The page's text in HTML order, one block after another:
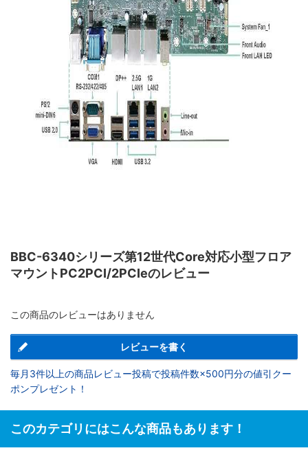
BBC-6340シリーズ第12世代Core対応小型フロア
マウントPC2PCI/2PCIeのレビュー
この商品のレビューはありません
レビューを書く
毎月3件以上の商品レビュー投稿で投稿件数×500円分の値引クー
ポンプレゼント！
このカテゴリにはこんな商品もあります！